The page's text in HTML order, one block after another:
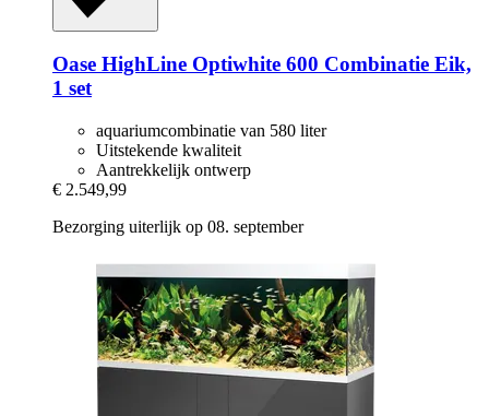
Oase HighLine Optiwhite 600 Combinatie Eik,
1 set
aquariumcombinatie van 580 liter
Uitstekende kwaliteit
Aantrekkelijk ontwerp
€ 2.549,99
Bezorging uiterlijk op 08. september